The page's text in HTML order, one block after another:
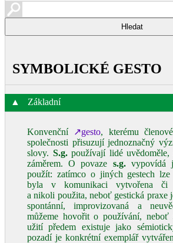
SYMBOLICKÉ GESTO
▲ Základní
Konvenční ↗gesto, kterému
společnosti přisuzují jednoznačný
slovy. S.g.používají lidé uvědoměle,
záměrem. O povaze s.g.vypovídá
použít: zatímco o jiných gestech
byla v komunikaci vytvořena či
a nikoli použita, neboť gestická praxe
spontánní, improvizovaná a
můžeme hovořit o používání, neboť
užití předem existuje jako
pozadí je konkrétní exemplář